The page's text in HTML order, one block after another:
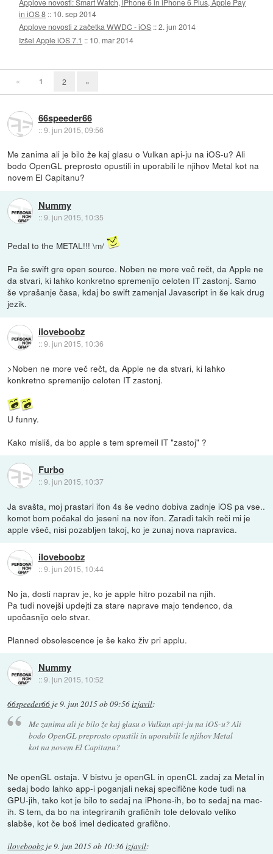
in iOS 8 :: 10. sep 2014
Applove novosti z začetka WWDC - iOS ::2. jun 2014
Izšel Apple iOS 7.1 :: 10. mar 2014
« 1 2 »
66speeder66
::9. jun 2015, 09:56
Me zanima ali je bilo že kaj glasu o Vulkan api-ju na iOS-u? Ali
bodo OpenGL preprosto opustili in uporabili le njihov Metal kot na
novem El Capitanu?
Nummy
::9. jun 2015, 10:35
Pedal to the METAL!!! \m/
Pa še swift gre open source. Noben ne more več rečt, da Apple ne
da stvari, ki lahko konkretno spremenijo celoten IT zastonj. Samo
še vprašanje časa, kdaj bo swift zamenjal Javascript in še kak drug
jezik.
iloveboobz
::9. jun 2015, 10:36
>Noben ne more več rečt, da Apple ne da stvari, ki lahko
konkretno spremenijo celoten IT zastonj.
U funny.
Kako misliš, da bo apple s tem spremeil IT "zastoj" ?
Furbo
::9. jun 2015, 10:37
Ja svašta, moj prastari ifon 4s še vedno dobiva zadnje iOS pa vse..
komot bom počakal do jeseni na nov ifon. Zaradi takih reči mi je
apple všeč, nisi pozabljen takoj, ko je zunaj nova napravica.
iloveboobz
::9. jun 2015, 10:44
No ja, dosti naprav je, ko je apple hitro pozabil na njih.
Pa tudi novejši updejti za stare naprave majo tendenco, da
upočasnijo celo stvar.
Planned obsolescence je še kako živ pri applu.
Nummy
::9. jun 2015, 10:52
66speeder66 je9. jun 2015 ob 09:56izjavil:
Me zanima ali je bilo že kaj glasu o Vulkan api-ju na iOS-u? Ali
bodo OpenGL preprosto opustili in uporabili le njihov Metal
kot na novem El Capitanu?
Ne openGL ostaja. V bistvu je openGL in openCL zadaj za Metal in
sedaj bodo lahko app-i poganjali nekaj specifične kode tudi na
GPU-jih, tako kot je bilo to sedaj na iPhone-ih, bo to sedaj na mac-
ih. S tem, da bo na integriranih grafičnih tole delovalo veliko
slabše, kot če boš imel dedicated grafično.
iloveboobz je9. jun 2015 ob 10:36izjavil: